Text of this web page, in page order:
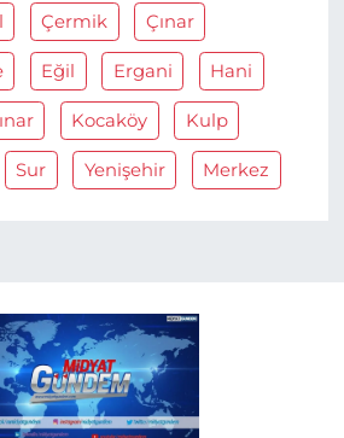
Çermik Çınar
Eğil Ergani Hani
Kocaköy Kulp
Sur Yenişehir Merkez